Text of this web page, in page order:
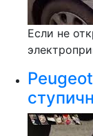
Если не